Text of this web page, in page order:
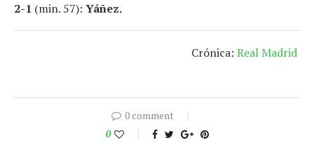
2-1 (min. 57): Yáñez.
Crónica: Real Madrid
0 comment
0